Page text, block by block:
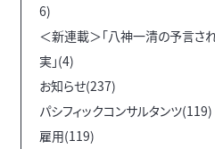
6)
＜新連載＞「八神一清の予言さ
実」(4)
お知らせ(237)
パシフィックコンサルタンツ(119)
雇用(119)